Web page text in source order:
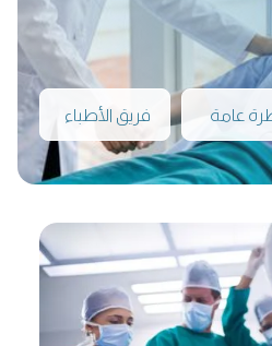
عامة فريق الأطباء